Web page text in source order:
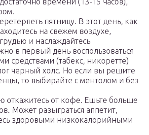
пятницу. В этот день, как
на свежем воздухе,
и наслаждайтесь
в первый день воспользоваться
средствами (табекс, никоретте)
черный холс. Но если вы решите
то выбирайте с ментолом и без
откажитесь от кофе. Ешьте больше
Может разыграться аппетит,
здоровыми низкокалорийными